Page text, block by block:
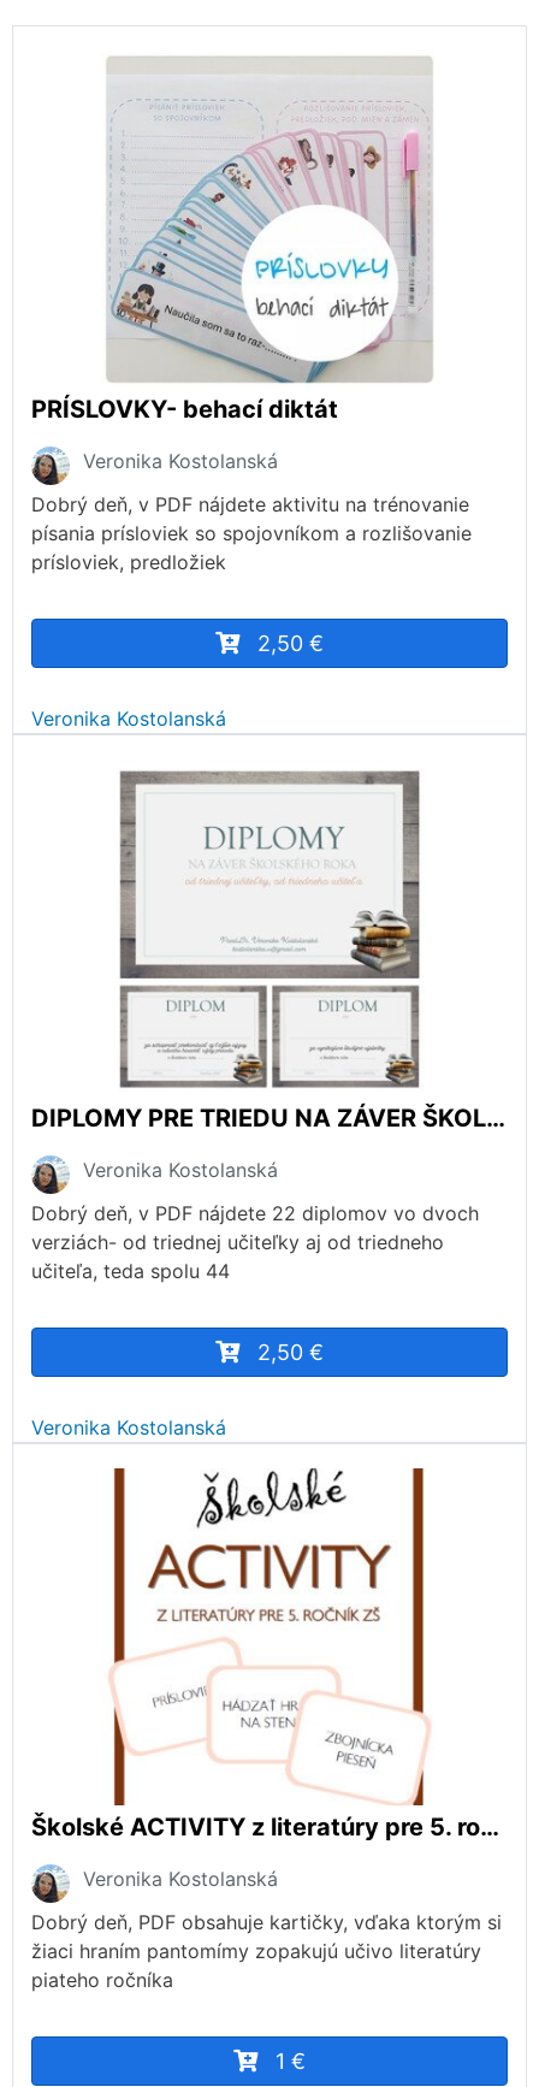
PRÍSLOVKY- behací diktát
Veronika Kostolanská
Dobrý deň, v PDF nájdete aktivitu na trénovanie
písania prísloviek so spojovníkom a rozlišovanie
prísloviek, predložiek
2,50 €
Veronika Kostolanská
DIPLOMY PRE TRIEDU NA ZÁVER ŠKOLSKÉHO ROKA
Veronika Kostolanská
Dobrý deň, v PDF nájdete 22 diplomov vo dvoch
verziách- od triednej učiteľky aj od triedneho
učiteľa, teda spolu 44
2,50 €
Veronika Kostolanská
Školské ACTIVITY z literatúry pre 5. ročník ZŠ
Veronika Kostolanská
Dobrý deň, PDF obsahuje kartičky, vďaka ktorým si
žiaci hraním pantomímy zopakujú učivo literatúry
piateho ročníka
1 €